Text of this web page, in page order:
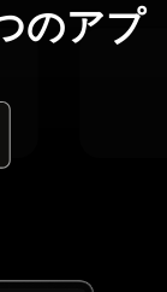
のアプ